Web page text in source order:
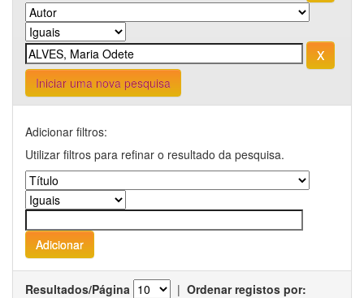
Iniciar uma nova pesquisa
Adicionar filtros:
Utilizar filtros para refinar o resultado da pesquisa.
Resultados/Página | Ordenar registos por: